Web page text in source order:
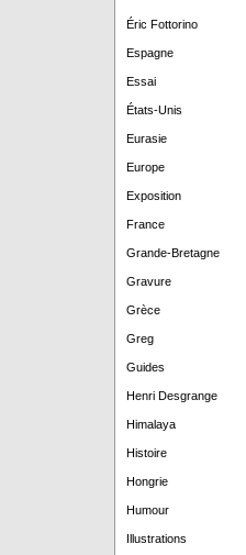
Éric Fottorino
Espagne
Essai
États-Unis
Eurasie
Europe
Exposition
France
Grande-Bretagne
Gravure
Grèce
Greg
Guides
Henri Desgrange
Himalaya
Histoire
Hongrie
Humour
Illustrations